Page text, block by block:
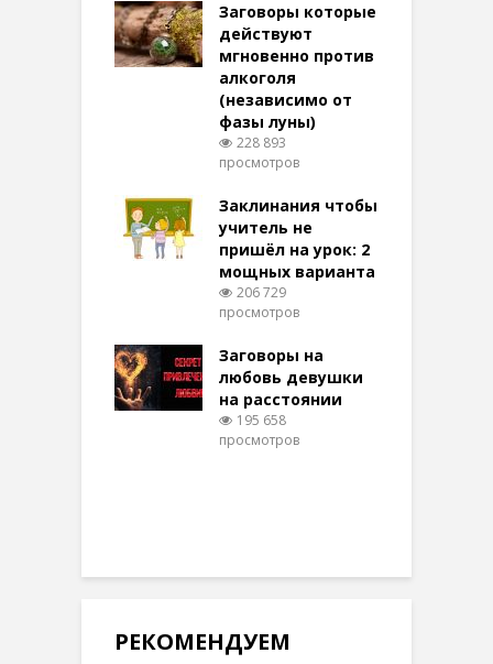
Заговоры которые
действуют
мгновенно против
алкоголя
(независимо от
фазы луны)
228 893
просмотров
Заклинания чтобы
учитель не
пришёл на урок: 2
мощных варианта
206 729
просмотров
Заговоры на
любовь девушки
на расстоянии
195 658
просмотров
РЕКОМЕНДУЕМ